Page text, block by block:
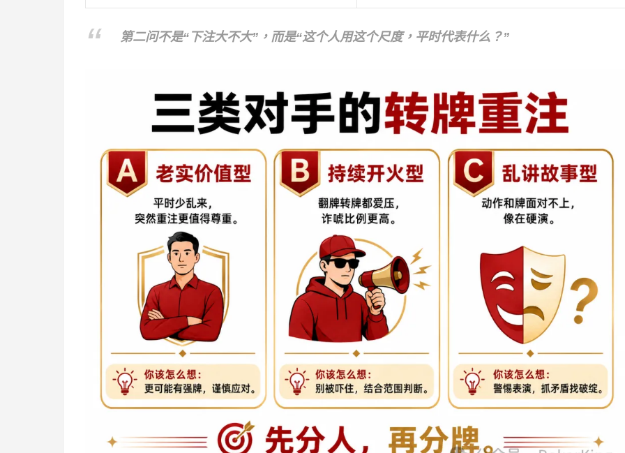
第二问不是“下注大不大”，而是“这个人用这个尺度，平时代表什么？”